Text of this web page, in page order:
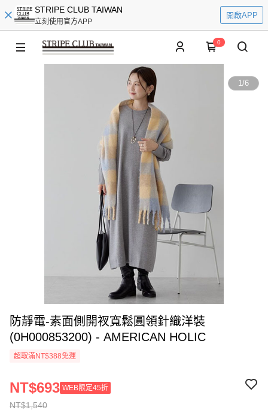
STRIPE CLUB TAIWAN
立刻使用官方APP
開啟APP
0
1/6
防靜電-素面側開衩寬鬆圓領針織洋裝
(0H000853200) - AMERICAN HOLIC
超取滿NT$388免運
NT$1,540
NT$693 WEB限定45折